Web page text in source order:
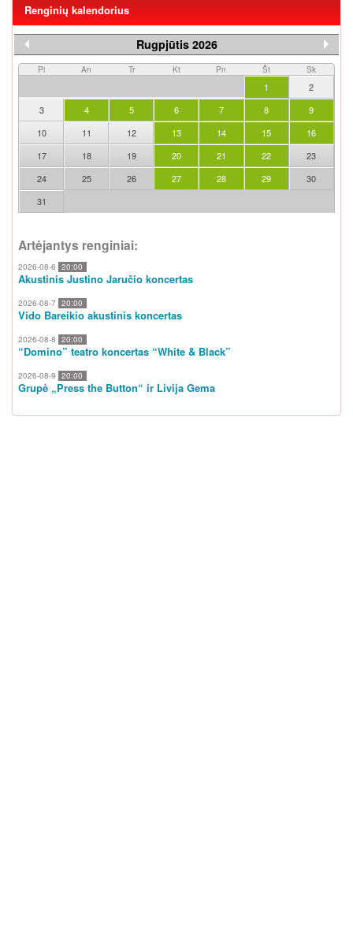
Renginių kalendorius
Rugpjūtis 2026
Pi An Tr Kt Pn Št Sk
1
2
3
4 5 6 7 8
9
10
11 12 13 14 15
16
17
18 19 20 21 22
23
24
25 26 27 28 29
30
31
Artėjantys renginiai:
2026-08-6 20:00
Akustinis Justino Jaručio koncertas
2026-08-7 20:00
Vido Bareikio akustinis koncertas
2026-08-8 20:00
“Domino” teatro koncertas “White & Black”
2026-08-9 20:00
Grupė „Press the Button“ ir Livija Gema